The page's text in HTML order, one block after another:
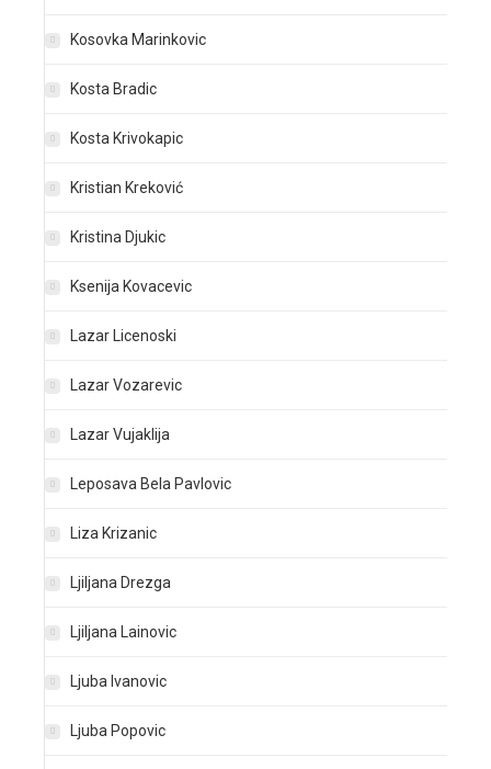
Kosovka Marinkovic
Kosta Bradic
Kosta Krivokapic
Kristian Kreković
Kristina Djukic
Ksenija Kovacevic
Lazar Licenoski
Lazar Vozarevic
Lazar Vujaklija
Leposava Bela Pavlovic
Liza Krizanic
Ljiljana Drezga
Ljiljana Lainovic
Ljuba Ivanovic
Ljuba Popovic